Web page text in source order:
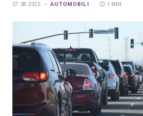
07.08.2025. AUTOMOBILI 1 MIN.